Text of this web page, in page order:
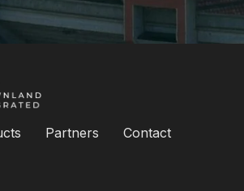
Partners Contact